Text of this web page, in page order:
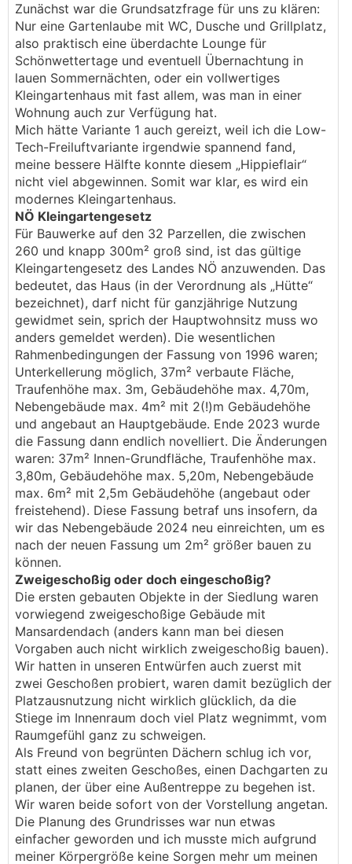
Zunächst war die Grundsatzfrage für uns zu klären:
Nur eine Gartenlaube mit WC, Dusche und Grillplatz,
also praktisch eine überdachte Lounge für
Schönwettertage und eventuell Übernachtung in
lauen Sommernächten, oder ein vollwertiges
Kleingartenhaus mit fast allem, was man in einer
Wohnung auch zur Verfügung hat.
Mich hätte Variante 1 auch gereizt, weil ich die Low-
Tech-Freiluftvariante irgendwie spannend fand,
meine bessere Hälfte konnte diesem „Hippieflair“
nicht viel abgewinnen. Somit war klar, es wird ein
modernes Kleingartenhaus.
NÖ Kleingartengesetz
Für Bauwerke auf den 32 Parzellen, die zwischen
260 und knapp 300m² groß sind, ist das gültige
Kleingartengesetz des Landes NÖ anzuwenden. Das
bedeutet, das Haus (in der Verordnung als „Hütte“
bezeichnet), darf nicht für ganzjährige Nutzung
gewidmet sein, sprich der Hauptwohnsitz muss wo
anders gemeldet werden). Die wesentlichen
Rahmenbedingungen der Fassung von 1996 waren;
Unterkellerung möglich, 37m² verbaute Fläche,
Traufenhöhe max. 3m, Gebäudehöhe max. 4,70m,
Nebengebäude max. 4m² mit 2(!)m Gebäudehöhe
und angebaut an Hauptgebäude. Ende 2023 wurde
die Fassung dann endlich novelliert. Die Änderungen
waren: 37m² Innen-Grundfläche, Traufenhöhe max.
3,80m, Gebäudehöhe max. 5,20m, Nebengebäude
max. 6m² mit 2,5m Gebäudehöhe (angebaut oder
freistehend). Diese Fassung betraf uns insofern, da
wir das Nebengebäude 2024 neu einreichten, um es
nach der neuen Fassung um 2m² größer bauen zu
können.
Zweigeschoßig oder doch eingeschoßig?
Die ersten gebauten Objekte in der Siedlung waren
vorwiegend zweigeschoßige Gebäude mit
Mansardendach (anders kann man bei diesen
Vorgaben auch nicht wirklich zweigeschoßig bauen).
Wir hatten in unseren Entwürfen auch zuerst mit
zwei Geschoßen probiert, waren damit bezüglich der
Platzausnutzung nicht wirklich glücklich, da die
Stiege im Innenraum doch viel Platz wegnimmt, vom
Raumgefühl ganz zu schweigen.
Als Freund von begrünten Dächern schlug ich vor,
statt eines zweiten Geschoßes, einen Dachgarten zu
planen, der über eine Außentreppe zu begehen ist.
Wir waren beide sofort von der Vorstellung angetan.
Die Planung des Grundrisses war nun etwas
einfacher geworden und ich musste mich aufgrund
meiner Körpergröße keine Sorgen mehr um meinen